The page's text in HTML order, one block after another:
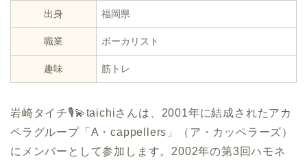
出身 福岡県
職業 ボーカリスト
趣味 筋トレ
岩崎タイチ🎙️💫taichiさんは、2001年に結成されたアカ
ペラグループ「A・cappellers」（ア・カッペラーズ）
にメンバーとして参加します。2002年の第3回ハモネ